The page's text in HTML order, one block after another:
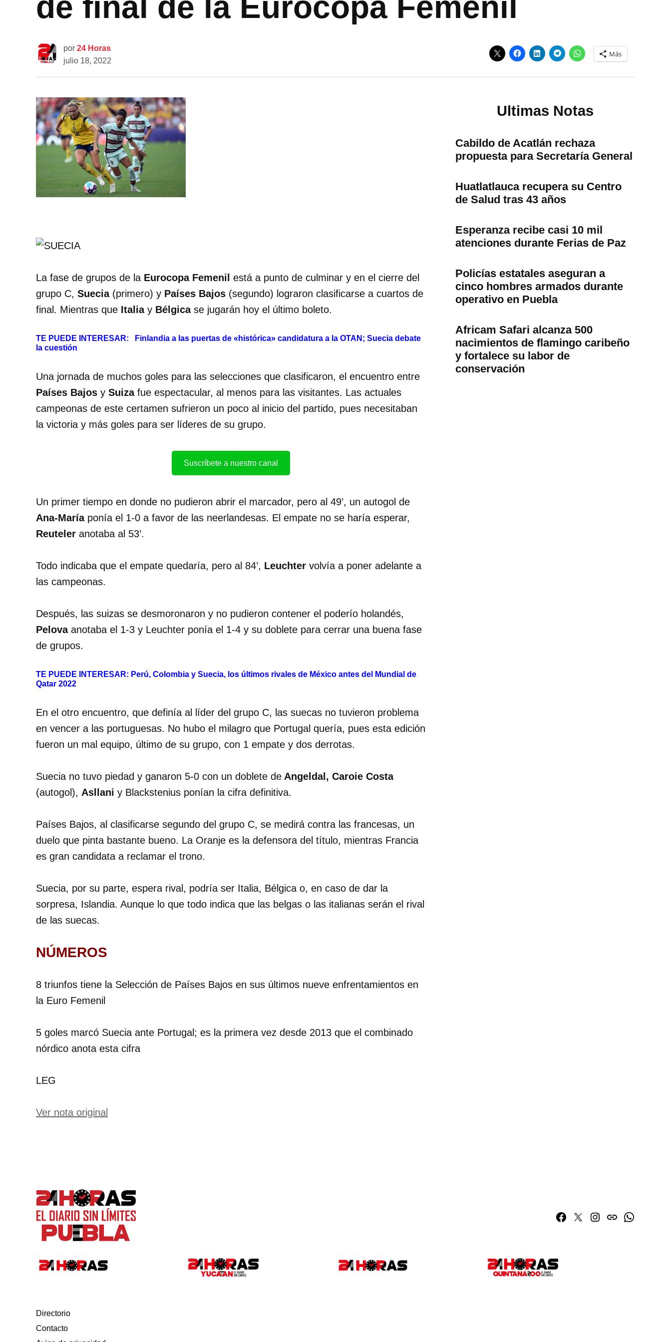
por 24 Horas
julio 18, 2022
Más
La fase de grupos de la Eurocopa Femenil está a punto de culminar y en el cierre del
grupo C, Suecia(primero) y Países Bajos (segundo) lograron clasificarse a cuartos de
final. Mientras que Italiay Bélgicase jugarán hoy el último boleto.
TE PUEDE INTERESAR:
Finlandia a las puertas de «histórica» candidatura a la OTAN; Suecia debate
la cuestión
Una jornada de muchos goles para las selecciones que clasificaron, el encuentro entre
Países Bajos y Suizafue espectacular, al menos para las visitantes. Las actuales
campeonas de este certamen sufrieron un poco al inicio del partido, pues necesitaban
la victoria y más goles para ser líderes de su grupo.
Suscríbete a nuestro canal
Un primer tiempo en donde no pudieron abrir el marcador, pero al 49’, un autogol de
Ana-Maríaponía el 1-0 a favor de las neerlandesas. El empate no se haría esperar,
Reuteler anotaba al 53’.
Todo indicaba que el empate quedaría, pero al 84’, Leuchter volvía a poner adelante a
las campeonas.
Después, las suizas se desmoronaron y no pudieron contener el poderío holandés,
Pelovaanotaba el 1-3 y Leuchter ponía el 1-4 y su doblete para cerrar una buena fase
de grupos.
TE PUEDE INTERESAR: Perú, Colombia y Suecia, los últimos rivales de México antes del Mundial de
Qatar 2022
En el otro encuentro, que definía al líder del grupo C, las suecas no tuvieron problema
en vencer a las portuguesas. No hubo el milagro que Portugal quería, pues esta edición
fueron un mal equipo, último de su grupo, con 1 empate y dos derrotas.
Suecia no tuvo piedad y ganaron 5-0 con un doblete de Angeldal, Caroie Costa
(autogol), Asllani y Blackstenius ponían la cifra definitiva.
Países Bajos, al clasificarse segundo del grupo C, se medirá contra las francesas, un
duelo que pinta bastante bueno. La Oranje es la defensora del título, mientras Francia
es gran candidata a reclamar el trono.
Suecia, por su parte, espera rival, podría ser Italia, Bélgica o, en caso de dar la
sorpresa, Islandia. Aunque lo que todo indica que las belgas o las italianas serán el rival
de las suecas.
NÚMEROS
8 triunfos tiene la Selección de Países Bajos en sus últimos nueve enfrentamientos en
la Euro Femenil
5 goles marcó Suecia ante Portugal; es la primera vez desde 2013 que el combinado
nórdico anota esta cifra
LEG
Ver nota original
Ultimas Notas
Cabildo de Acatlán rechaza
propuesta para Secretaría General
Huatlatlauca recupera su Centro
de Salud tras 43 años
Esperanza recibe casi 10 mil
atenciones durante Ferias de Paz
Policías estatales aseguran a
cinco hombres armados durante
operativo en Puebla
Africam Safari alcanza 500
nacimientos de flamingo caribeño
y fortalece su labor de
conservación
Facebook
TwitterInstagram
issuuWhatsapp
Directorio
Contacto